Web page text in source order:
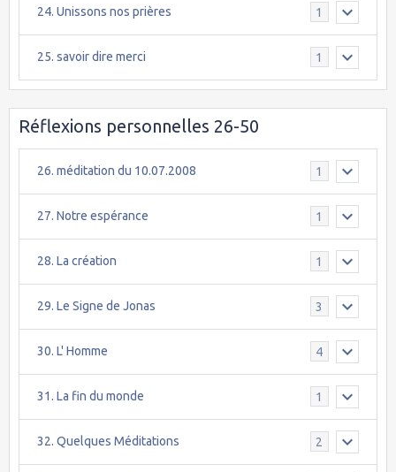
24. Unissons nos prières 1
25. savoir dire merci 1
Réflexions personnelles 26-50
26. méditation du 10.07.2008 1
27. Notre espérance 1
28. La création 1
29. Le Signe de Jonas 3
30. L' Homme 4
31. La fin du monde 1
32. Quelques Méditations 2